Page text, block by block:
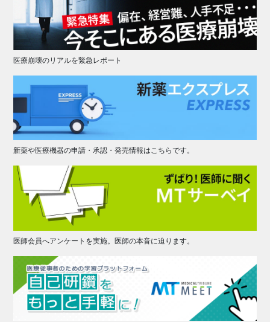
医療崩壊のリアルを緊急レポート
新薬や医療機器の申請・承認・発売情報はこちらです。
医師会員へアンケートを実施。医師の本音に迫ります。